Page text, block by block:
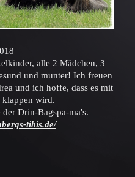
alle 2 Mädchen, 3
und munter! Ich freuen
und ich hoffe, dass es mit
klappen wird.
Drin-Bagspa-ma's.
tibis.de/